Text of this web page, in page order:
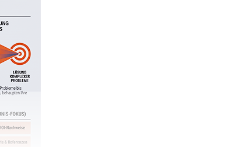
Home-
vor
die den